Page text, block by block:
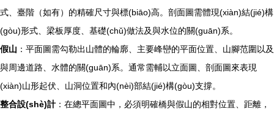
式、臺階（如有）的精確尺寸與標(biāo)高。剖面圖需體現(xiàn)結(jié)構
(gòu)形式、梁板厚度、基礎(chǔ)做法及與水位的關(guān)系。
假山 ：平面圖需勾勒出山體的輪廓、主要峰巒的平面位置、山腳范圍以及
與周邊道路、水體的關(guān)系。通常需輔以立面圖、剖面圖來表現
(xiàn)山形起伏、山洞位置和內(nèi)部結(jié)構(gòu)支撐。
整合設(shè)計：在總平面圖中，必須明確橋與假山的相對位置、距離，